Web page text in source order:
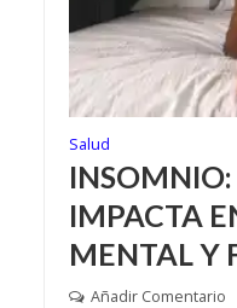
Salud
IMPACTA
MENTAL Y
Añadir Comentario